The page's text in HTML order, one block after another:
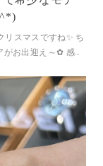
リスマスですね✨ ち
お出迎え～✿ 感謝